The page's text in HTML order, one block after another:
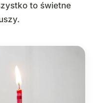
to świetne